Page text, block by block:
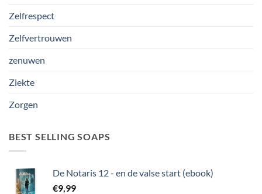
Zelfrespect
Zelfvertrouwen
zenuwen
Ziekte
Zorgen
BEST SELLING SOAPS
De Notaris 12 - en de valse start (ebook)
€9,99